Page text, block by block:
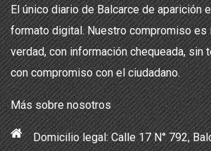
El único diario de Balcarce de aparición
formato digital. Nuestro compromiso es
verdad, con información chequeada, sin
con compromiso con el ciudadano.
Más sobre nosotros
Domicilio legal: Calle 17 N° 792,